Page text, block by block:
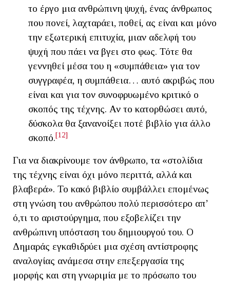
το έργο μια ανθρώπινη ψυχή, ένας άνθρωπος
που πονεί, λαχταράει, ποθεί, ας είναι και μόνο
την εξωτερική επιτυχία, μιαν αδελφή του
ψυχή που πάει να βγει στο φως. Τότε θα
γεννηθεί μέσα του η «συμπάθεια» για τον
συγγραφέα, η συμπάθεια… αυτό ακριβώς που
είναι και για τον συνοφρυωμένο κριτικό ο
σκοπός της τέχνης. Αν το κατορθώσει αυτό,
δύσκολα θα ξανανοίξει ποτέ βιβλίο για άλλο
σκοπό.[12]
Για να διακρίνουμε τον άνθρωπο, τα «στολίδια
της τέχνης είναι όχι μόνο περιττά, αλλά και
βλαβερά». Το κακό βιβλίο συμβάλλει επομένως
στη γνώση του ανθρώπου πολύ περισσότερο απ’
ό,τι το αριστούργημα, που εξοβελίζει την
ανθρώπινη υπόσταση του δημιουργού του. Ο
Δημαράς εγκαθιδρύει μια σχέση αντίστροφης
αναλογίας ανάμεσα στην επεξεργασία της
μορφής και στη γνωριμία με το πρόσωπο του